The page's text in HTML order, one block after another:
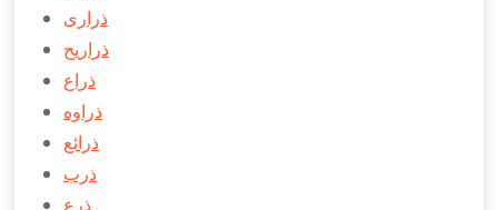
ذراری
ذراريح
ذراع
ذراوه
ذرائع
ذرب
ذرع